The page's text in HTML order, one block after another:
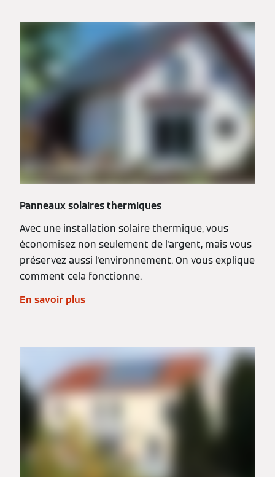
Panneaux solaires thermiques
Avec une installation solaire thermique, vous
économisez non seulement de l'argent, mais vous
préservez aussi l'environnement. On vous explique
comment cela fonctionne.
En savoir plus